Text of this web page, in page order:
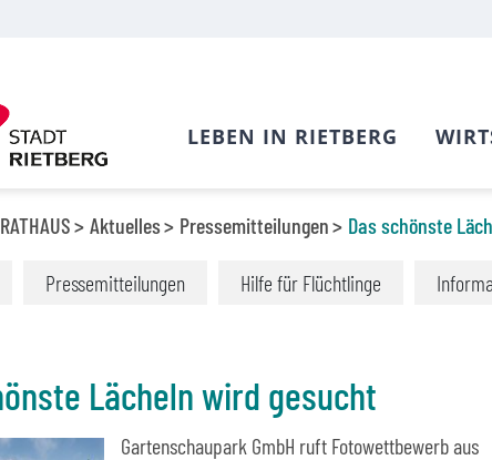
RATHAUS Aktuelles Pressemitteilungen Das schönste
Pressemitteilungen Hilfe für Flüchtlinge
Lächeln wird gesucht
Gartenschaupark GmbH ruft Fotowettbewerb aus
LEBEN IN RIETBERG